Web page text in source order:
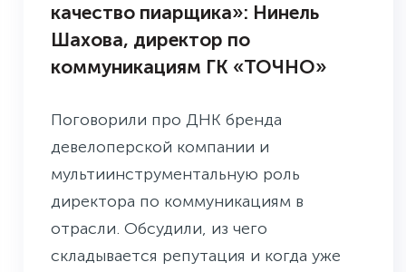
качество пиарщика»: Нинель
Шахова, директор по
коммуникациям ГК «ТОЧНО»
Поговорили про ДНК бренда
девелоперской компании и
мультиинструментальную роль
директора по коммуникациям в
отрасли. Обсудили, из чего
складывается репутация и когда уже